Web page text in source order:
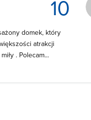
10
domek, który
atrakcji
. Polecam...